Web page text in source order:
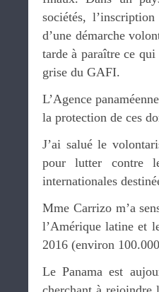
sociétés,
d’une démarche
tarde à paraître ce
grise du GAFI.
L’Agence
la protection de ces
J’ai salué le
pour lutter contre
internationales
Mme Carrizo m’a
l’Amérique latine et
2016 (environ
Le Panama est